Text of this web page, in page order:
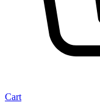
Cart